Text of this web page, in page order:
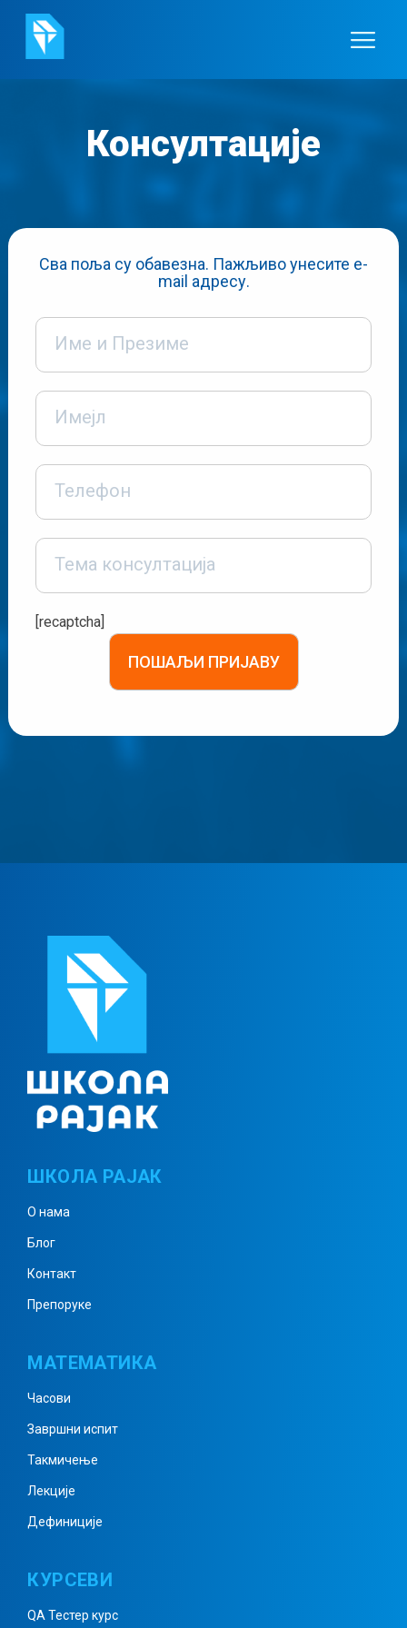
Консултације
Сва поља су обавезна. Пажљиво унесите e-
mail адресу.
[recaptcha]
ШКОЛА РАЈАК
О нама
Блог
Контакт
Препоруке
МАТЕМАТИКА
Часови
Завршни испит
Такмичење
Лекције
Дефиниције
КУРСЕВИ
QA Тестер курс